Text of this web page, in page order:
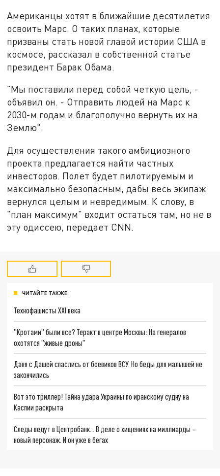
Американцы хотят в ближайшие десятилетия
освоить Марс. О таких планах, которые
призваны стать новой главой истории США в
космосе, рассказал в собственной статье
президент Барак Обама.
"Мы поставили перед собой четкую цель, -
объявил он. - Отправить людей на Марс к
2030-м годам и благополучно вернуть их на
Землю".
Для осуществления такого амбициозного
проекта предлагается найти частных
инвесторов. Полет будет пилотируемым и
максимально безопасным, дабы весь экипаж
вернулся целым и невредимым. К слову, в
"план максимум" входит остаться там, но не в
эту одиссею, передает CNN.
ЧИТАЙТЕ ТАКЖЕ:
Технофашисты XXI века
"Кротами" были все? Теракт в центре Москвы: На генералов
охотятся "живые дроны"
Даня с Дашей спаслись от боевиков ВСУ. Но беды для малышей не
закончились
Вот это триллер! Тайна удара Украины по иранскому судну на
Каспии раскрыта
Следы ведут в Центробанк… В деле о хищениях на миллиарды –
новый персонаж. И он уже в бегах